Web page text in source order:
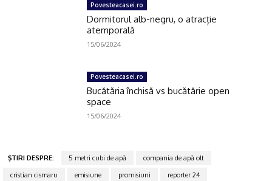
Povesteacasei.ro
Dormitorul alb-negru, o atracție
atemporală
15/06/2024
Povesteacasei.ro
Bucătăria închisă vs bucătărie open
space
15/06/2024
ŞTIRI DESPRE: 5 metri cubi de apă
compania de apă olt
cristian cismaru
emisiune promisiuni reporter 24